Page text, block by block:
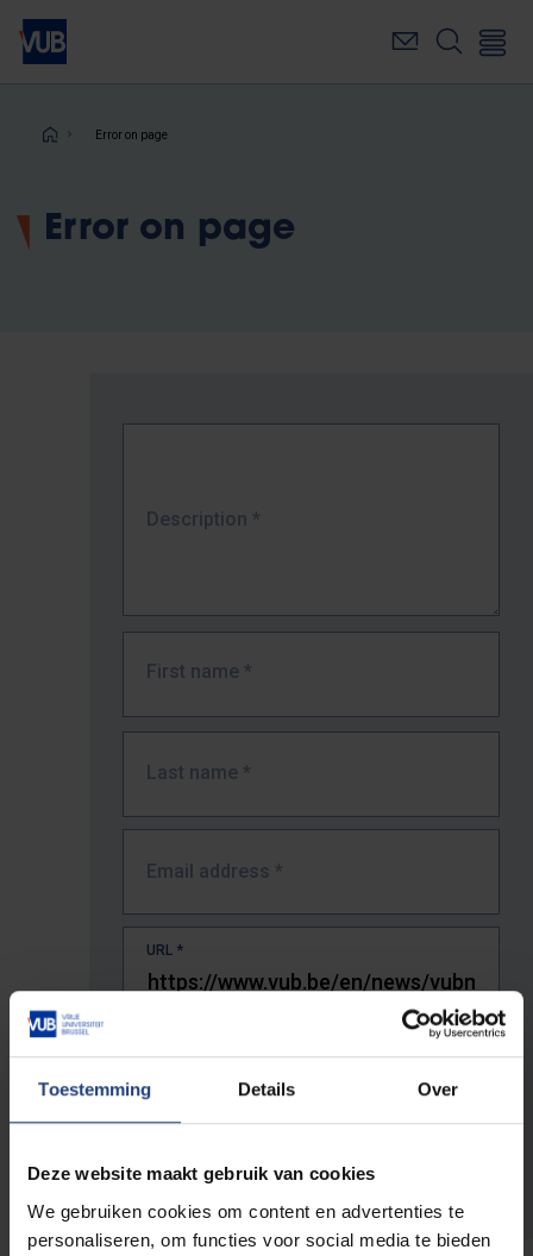
Toestemming Details Over
Deze website maakt gebruik van cookies
We gebruiken cookies om content en advertenties te
personaliseren, om functies voor social media te bieden
Skip
main
Breadcrumb
Error on page
Error on page
Description *
First name *
Last name *
Email address *
URL *
The full URL of the page where you encountered the error.